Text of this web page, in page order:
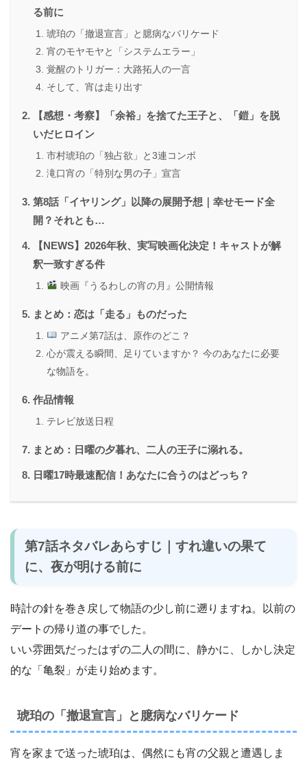
る前に
琥珀の「撤退宣言」と臆病なバリケード
宵のモヤモヤと「システムエラー」
覚醒のトリガー：大路拓人の一言
そして、宵は走り出す
【感想・考察】「余裕」を捨てた王子と、「鎧」を脱
いだヒロイン
市村琥珀の「独占欲」と3連コンボ
滝口宵の「特別な男の子」宣言
第8話「イヤリング」以降の展開予想｜幸せモード全
開？それとも…
【NEWS】2026年秋、実写映画化決定！キャストが解
釈一致すぎる件
映画『うるわしの宵の月』公開情報
まとめ：恋は「走る」ものだった
アニメ第7話は、原作のどこ？
心が震える瞬間、足りていますか？ 今のあなたに必要
な物語を。
作品情報
テレビ放送日程
まとめ：日曜の夕暮れ、二人の王子に溺れる。
日曜17時最速配信！あなたに合うのはどっち？
第7話ネタバレあらすじ｜すれ違いの果て
に、夜が明ける前に
時計の針を巻き戻して物語の少し前に遡りますね。以前の
デートの帰り道の事でした。
いい雰囲気だったはずの二人の間に、静かに、しかし決定
的な「亀裂」が走り始めます。
琥珀の「撤退宣言」と臆病なバリケード
宵を家まで送った琥珀は、偶然にも宵の父親と遭遇しま